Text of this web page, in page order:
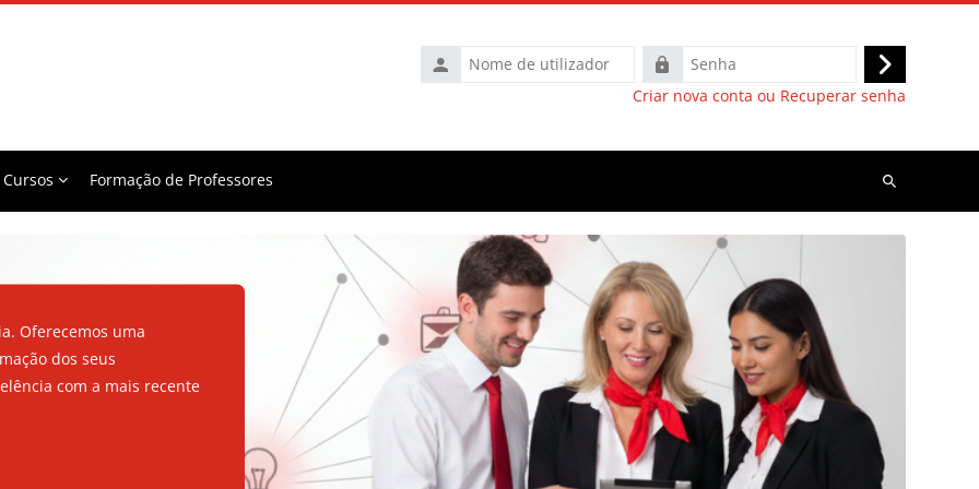
Nome
de
Senha
Entrar
Criar nova conta ou Recuperar senha
Cursos Formação de Professores
Pesquisar
Oferecemos uma
dos seus
com a mais recente